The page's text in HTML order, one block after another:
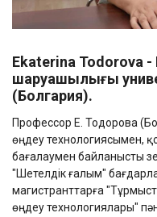
Ekaterina Todorova -
шаруашылығы
(Болгария).
Профессор Е. Тодорова
өңдеу технологиясымен,
бағалаумен байланысты
"Шетелдік ғалым"
магистранттарға
өңдеу технологиялары"